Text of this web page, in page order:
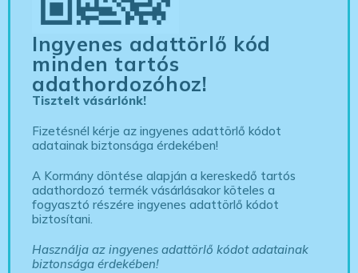
Ingyenes adattörlő kód
minden tartós
adathordozóhoz!
Tisztelt vásárlónk!
Fizetésnél kérje az ingyenes adattörlő kódot
adatainak biztonsága érdekében!
A Kormány döntése alapján a kereskedő tartós
adathordozó termék vásárlásakor köteles a
fogyasztó részére ingyenes adattörlő kódot
biztosítani.
Használja az ingyenes adattörlő kódot adatainak
biztonsága érdekében!